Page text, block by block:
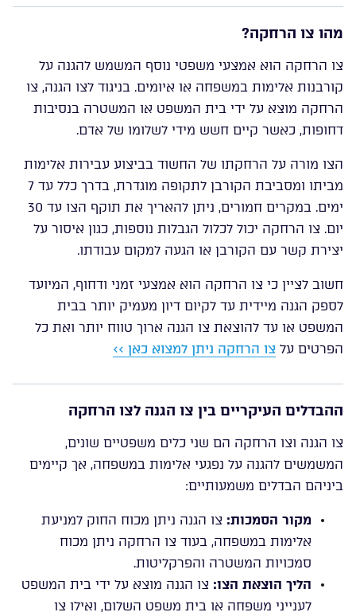
מהו צו הרחקה?
צו הרחקה הוא אמצעי משפטי נוסף המשמש להגנה על
קורבנות אלימות במשפחה או איומים. בניגוד לצו הגנה, צו
הרחקה מוצא על ידי בית המשפט או המשטרה בנסיבות
דחופות, כאשר קיים חשש מידי לשלומו של אדם.
הצו מורה על הרחקתו של החשוד בביצוע עבירות אלימות
מביתו ומסביבת הקורבן לתקופה מוגדרת, בדרך כלל עד 7
ימים. במקרים חמורים, ניתן להאריך את תוקף הצו עד 30
יום. צו הרחקה יכול לכלול הגבלות נוספות, כגון איסור על
יצירת קשר עם הקורבן או הגעה למקום עבודתו.
חשוב לציין כי צו הרחקה הוא אמצעי זמני ודחוף, המיועד
לספק הגנה מיידית עד לקיום דיון מעמיק יותר בבית
המשפט או עד להוצאת צו הגנה ארוך טווח יותר ואת כל
הפרטים על צו הרחקה ניתן למצוא כאן >>
ההבדלים העיקריים בין צו הגנה לצו הרחקה
צו הגנה וצו הרחקה הם שני כלים משפטיים שונים,
המשמשים להגנה על נפגעי אלימות במשפחה, אך קיימים
ביניהם הבדלים משמעותיים:
מקור הסמכות: צו הגנה ניתן מכוח החוק למניעת
אלימות במשפחה, בעוד צו הרחקה ניתן מכוח
סמכויות המשטרה והפרקליטות.
הליך הוצאת הצו: צו הגנה מוצא על ידי בית המשפט
לענייני משפחה או בית משפט השלום, ואילו צו